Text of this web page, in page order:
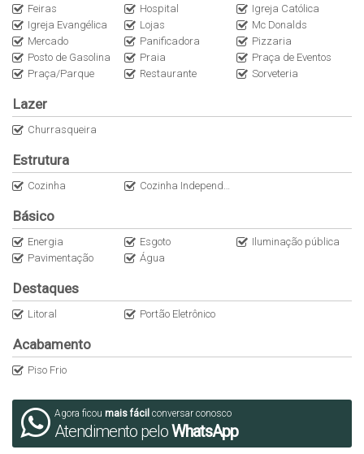
A disponibilidade e os valores poderão sofrer alterações sem
aviso prévio.
Nos reservamos ao direito de corrigir possíveis erros de
CRECI: 34875J
Feiras
Hospital
Igreja Católica
Igreja Evangélica
Lojas
Mc Donalds
Mercado
Panificadora
Pizzaria
Posto de Gasolina
Praia
Praça de Eventos
Praça/Parque
Restaurante Sorveteria
Lazer
Churrasqueira
Estrutura
Cozinha Cozinha Independente
Básico
Energia Esgoto
Iluminação pública
Pavimentação
Água
Destaques
Litoral Portão Eletrônico
Acabamento
Piso Frio
Agora ficou mais fácil conversar conosco
Atendimento peloWhatsApp